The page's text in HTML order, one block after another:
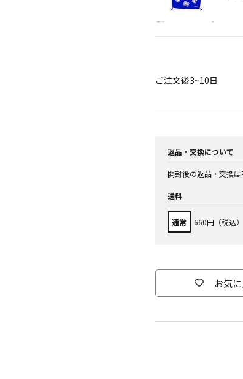
ご注文後3~10日
返品・交換について
開封後の返品・交換は
送料
通常 660円（税込）
お気